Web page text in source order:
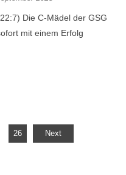
Die C-Mädel der GSG
mit einem Erfolg
Page
26 Next